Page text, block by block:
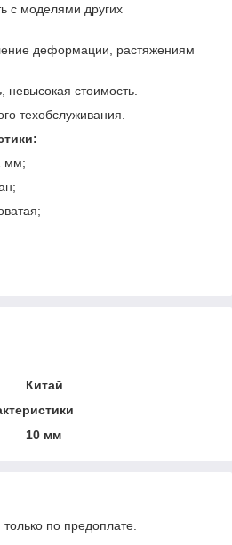
с моделями других
деформации, растяжениям
невысокая стоимость.
техобслуживания.
мм;
Китай
10 мм
по предоплате.